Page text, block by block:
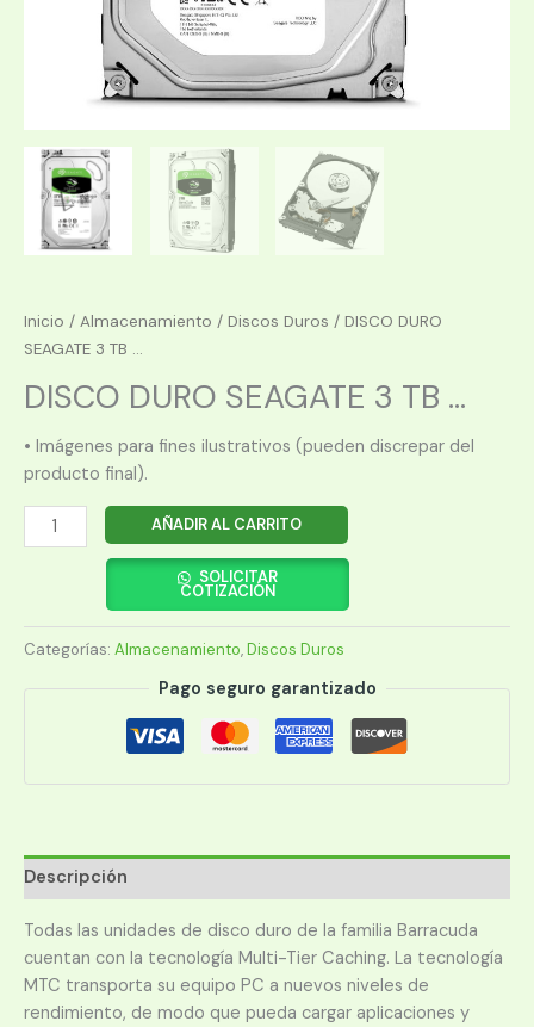
Inicio / Almacenamiento / Discos Duros / DISCO DURO
SEAGATE 3 TB ...
DISCO DURO SEAGATE 3 TB ...
• Imágenes para fines ilustrativos (pueden discrepar del
producto final).
DISCO
DURO
TB
5400
AÑADIR AL CARRITO
SOLICITAR
COTIZACIÓN
Categorías: Almacenamiento,Discos Duros
Pago seguro garantizado
Descripción
Todas las unidades de disco duro de la familia Barracuda
cuentan con la tecnología Multi-Tier Caching. La tecnología
MTC transporta su equipo PC a nuevos niveles de
rendimiento, de modo que pueda cargar aplicaciones y